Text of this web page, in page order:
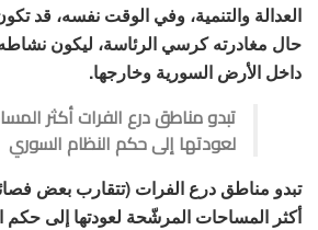
العدالة والتنمية، وفي الوقت نفسه، قد
حال مغادرته كرسي الرئاسة، ليكون
داخل الأرض السورية وخارجها.
تبدو مناطق درع الفرات أكثر
لعودتها إلى حكم النظام السوري
تبدو مناطق درع الفرات (تتقارب بعض
أكثر المساحات المرشّحة لعودتها إلى حكم